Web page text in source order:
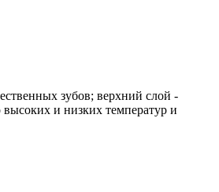
зубов; верхний слой -
и низких температур и